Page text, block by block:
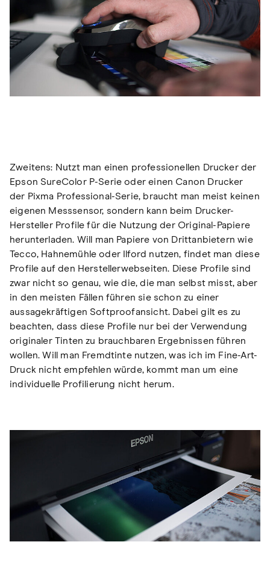
Zweitens: Nutzt man einen professionellen Drucker der
Epson SureColor P-Serie oder einen Canon Drucker
der Pixma Professional-Serie, braucht man meist keinen
eigenen Messsensor, sondern kann beim Drucker-
Hersteller Profile für die Nutzung der Original-Papiere
herunterladen. Will man Papiere von Drittanbietern wie
Tecco, Hahnemühle oder Ilford nutzen, findet man diese
Profile auf den Herstellerwebseiten. Diese Profile sind
zwar nicht so genau, wie die, die man selbst misst, aber
in den meisten Fällen führen sie schon zu einer
aussagekräftigen Softproofansicht. Dabei gilt es zu
beachten, dass diese Profile nur bei der Verwendung
originaler Tinten zu brauchbaren Ergebnissen führen
wollen. Will man Fremdtinte nutzen, was ich im Fine-Art-
Druck nicht empfehlen würde, kommt man um eine
individuelle Profilierung nicht herum.